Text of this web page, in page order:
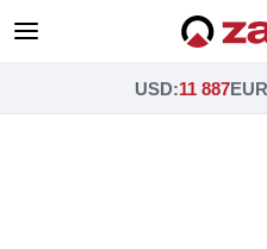
USD:11 887EUR